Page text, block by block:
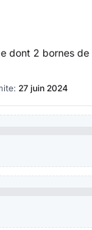
dont 2 bornes
27 juin 2024